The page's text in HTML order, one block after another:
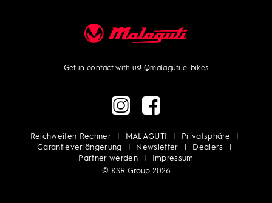
Get in contact with us!@malaguti e-bikes
Reichweiten Rechner MALAGUTI
Privatsphäre
Garantieverlängerung
Newsletter
Dealers
Partner werden
Impressum
© KSR Group 2026